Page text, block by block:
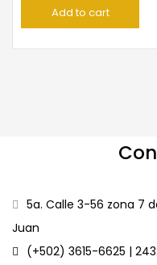
Add to cart
5a. Calle 3-56 zona 7
Juan
(+502) 3615-6625 |